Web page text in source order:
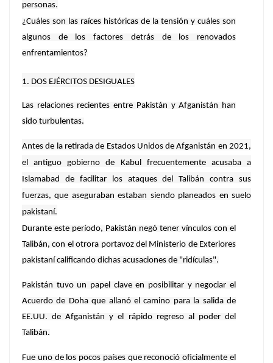
personas.
¿Cuáles son las raíces históricas de la tensión y cuáles son
algunos de los factores detrás de los renovados
enfrentamientos?
1. DOS EJÉRCITOS DESIGUALES
Las relaciones recientes entre Pakistán y Afganistán han
sido turbulentas.
Antes de la retirada de Estados Unidos de Afganistán en 2021,
el antiguo gobierno de Kabul frecuentemente acusaba a
Islamabad de facilitar los ataques del Talibán contra sus
fuerzas, que aseguraban estaban siendo planeados en suelo
pakistaní.
Durante este período, Pakistán negó tener vínculos con el
Talibán, con el otrora portavoz del Ministerio de Exteriores
pakistaní calificando dichas acusaciones de "ridículas".
Pakistán tuvo un papel clave en posibilitar y negociar el
Acuerdo de Doha que allanó el camino para la salida de
EE.UU. de Afganistán y el rápido regreso al poder del
Talibán.
Fue uno de los pocos países que reconoció oficialmente el